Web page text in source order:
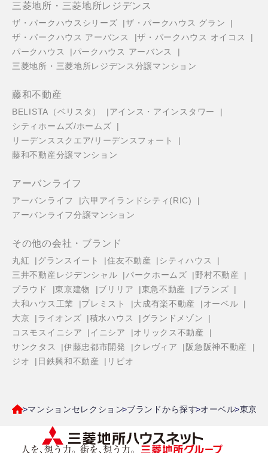
三菱地所・三菱地所レジデンス
ザ・パークハウスシリーズ
ザ・パークハウス グラン
ザ・パークハウス アーバンス
ザ・パークハウス オイコス
パークハウス
パークハウス アーバンス
三菱地所・三菱地所レジデンス分譲マンション
藤和不動産
BELISTA（ベリスタ）
アインス・アインスタワー
シティホームズ/ホームズ
リーデンススクエア/リーデンスフォート
藤和不動産分譲マンション
アーバンライフ
アーバンライフ
六甲アイランドシティ(RIC)
アーバンライフ分譲マンション
その他の会社・ブランド
丸紅 グランスイート 住友不動産
シティハウス
三井不動産レジデンシャル
パークホームズ
野村不動産
プラウド
東京建物 ブリリア 東急不動産
ブランズ
大和ハウス工業
プレミスト 大成有楽不動産
オーベル
大京
ライオンズ 積水ハウス
グランドメゾン
コスモスイニシア
イニシア
オリックス不動産
サンクタス
伊藤忠都市開発 クレヴィア
阪急阪神不動産
ジオ
日鉄興和不動産 リビオ
マンションセレクション ブランドから探す オーベル 東京都